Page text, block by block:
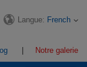
Langue: French
Notre galerie